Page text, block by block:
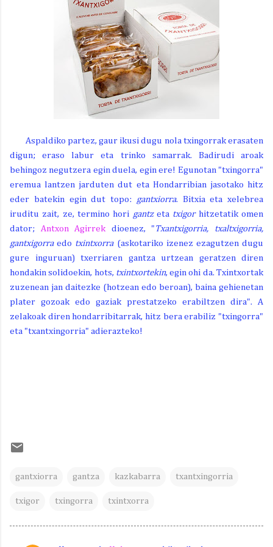
Aspaldiko partez, gaur ikusi dugu nola txingorrak erasaten
digun; eraso labur eta trinko samarrak. Badirudi aroak
behingoz negutzera egin duela, egin ere! Egunotan "txingorra"
eremua lantzen jarduten dut eta Hondarribian jasotako hitz
eder batekin egin dut topo: gantxiorra. Bitxia eta xelebrea
iruditu zait, ze, termino hori gantzeta txigor hitzetatik omen
dator; Antxon Agirrek dioenez, " Txantxigorria, txaltxigorria,
gantxigorraedo txintxorra(askotariko izenez ezagutzen dugu
gure inguruan) txerriaren gantza urtzean geratzen diren
hondakin solidoekin, hots, txintxortekin, egin ohi da. Txintxortak
zuzenean jan daitezke (hotzean edo beroan), baina gehienetan
plater gozoak edo gaziak prestatzeko erabiltzen dira". A
zelakoak diren hondarribitarrak, hitz bera erabiliz "txingorra"
eta "txantxingorria" adierazteko!
gantxiorra gantza kazkabarra txantxingorria
txigor txingorra txintxorra